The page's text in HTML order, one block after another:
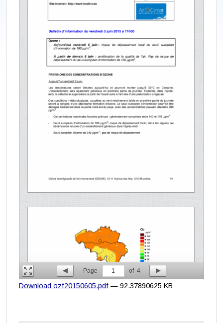
Page 1 of 4
Download ozf20150605.pdf — 92.37890625 KB